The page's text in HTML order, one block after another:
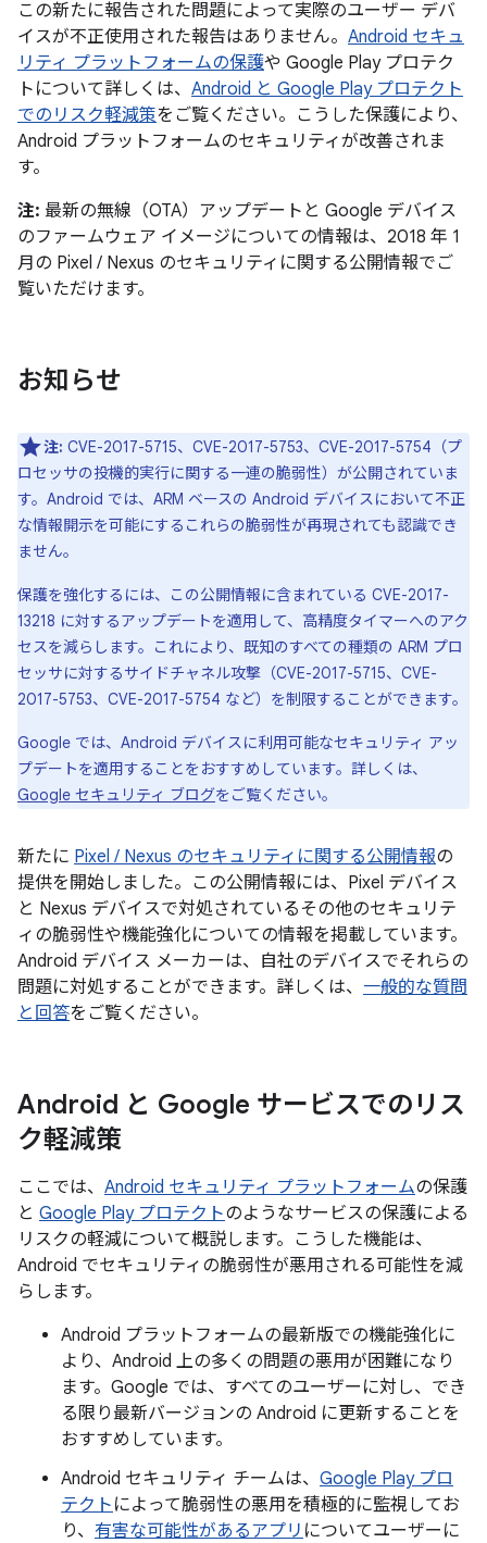
この新たに報告された問題によって実際のユーザー デバ
イスが不正使用された報告はありません。 Android セキュ
リティ プラットフォームの保護や Google Play プロテク
トについて詳しくは、 Android と Google Play プロテクト
でのリスク軽減策をご覧ください。こうした保護により、
Android プラットフォームのセキュリティが改善されま
す。
注: 最新の無線（OTA）アップデートと Google デバイス
のファームウェア イメージについての情報は、2018 年 1
月の Pixel / Nexus のセキュリティに関する公開情報でご
覧いただけます。
お知らせ
注: CVE-2017-5715、CVE-2017-5753、CVE-2017-5754（プ
ロセッサの投機的実行に関する一連の脆弱性）が公開されていま
す。Android では、ARM ベースの Android デバイスにおいて不正
な情報開示を可能にするこれらの脆弱性が再現されても認識でき
ません。
保護を強化するには、この公開情報に含まれている CVE-2017-
13218 に対するアップデートを適用して、高精度タイマーへのアク
セスを減らします。これにより、既知のすべての種類の ARM プロ
セッサに対するサイドチャネル攻撃（CVE-2017-5715、CVE-
2017-5753、CVE-2017-5754 など）を制限することができます。
Google では、Android デバイスに利用可能なセキュリティ アッ
プデートを適用することをおすすめしています。詳しくは、
Google セキュリティ ブログをご覧ください。
新たに Pixel / Nexus のセキュリティに関する公開情報の
提供を開始しました。この公開情報には、Pixel デバイス
と Nexus デバイスで対処されているその他のセキュリテ
ィの脆弱性や機能強化についての情報を掲載しています。
Android デバイス メーカーは、自社のデバイスでそれらの
問題に対処することができます。詳しくは、 一般的な質問
と回答をご覧ください。
Android と Google サービスでのリス
ク軽減策
ここでは、 Android セキュリティ プラットフォームの保護
と Google Play プロテクトのようなサービスの保護による
リスクの軽減について概説します。こうした機能は、
Android でセキュリティの脆弱性が悪用される可能性を減
らします。
Android プラットフォームの最新版での機能強化に
より、Android 上の多くの問題の悪用が困難になり
ます。Google では、すべてのユーザーに対し、でき
る限り最新バージョンの Android に更新することを
おすすめしています。
Android セキュリティ チームは、 Google Play プロ
テクト によって脆弱性の悪用を積極的に監視してお
り、 有害な可能性があるアプリ についてユーザーに